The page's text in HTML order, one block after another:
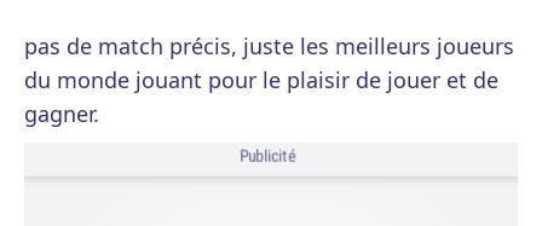
pas de match précis, juste les meilleurs joueurs
du monde jouant pour le plaisir de jouer et de
gagner.
Publicité